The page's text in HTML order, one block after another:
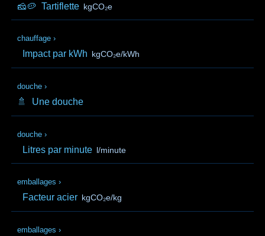
🧀🥔 Tartiflette kgCO₂e
chauffage ›
Impact par kWh kgCO₂e/kWh
douche ›
🚿 Une douche
douche ›
Litres par minute l/minute
emballages ›
Facteur acier kgCO₂e/kg
emballages ›